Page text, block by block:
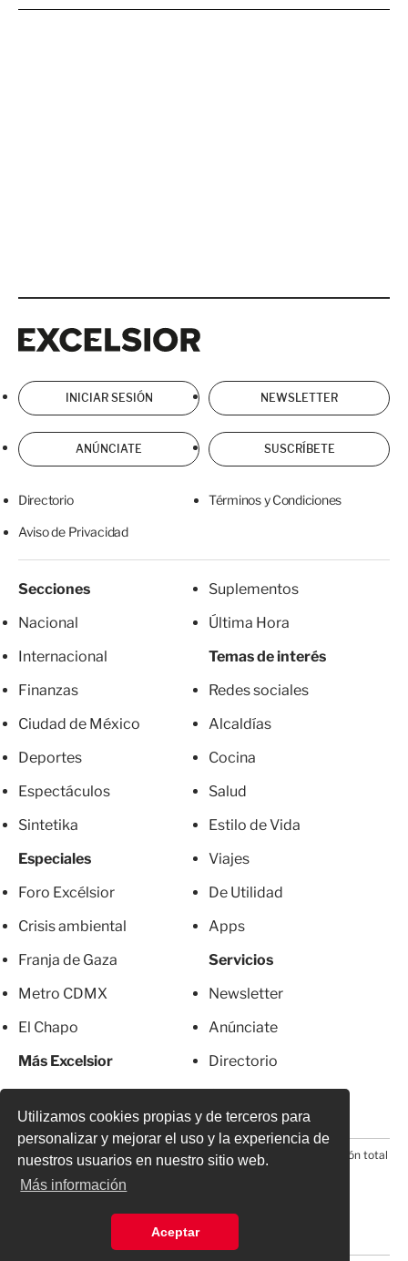
Utilizamos cookies propias y de terceros para
personalizar y mejorar el uso y la experiencia de
nuestros usuarios en nuestro sitio web.
Más información
Aceptar
INICIAR SESIÓN NEWSLETTER
ANÚNCIATE SUSCRÍBETE
Directorio Términos y Condiciones
Aviso de Privacidad
Secciones
Nacional
Internacional
Finanzas
Ciudad de México
Deportes
Espectáculos
Sintetika
Especiales
Foro Excélsior
Crisis ambiental
Franja de Gaza
Metro CDMX
El Chapo
Más Excelsior
Suplementos
Última Hora
Temas de interés
Redes sociales
Alcaldías
Cocina
Salud
Estilo de Vida
Viajes
De Utilidad
Apps
Servicios
Newsletter
Anúnciate
Directorio
© 2026 Todos los derechos reservados. Prohibida la reproducción total
o parcial, incluyendo cualquier medio electrónico*